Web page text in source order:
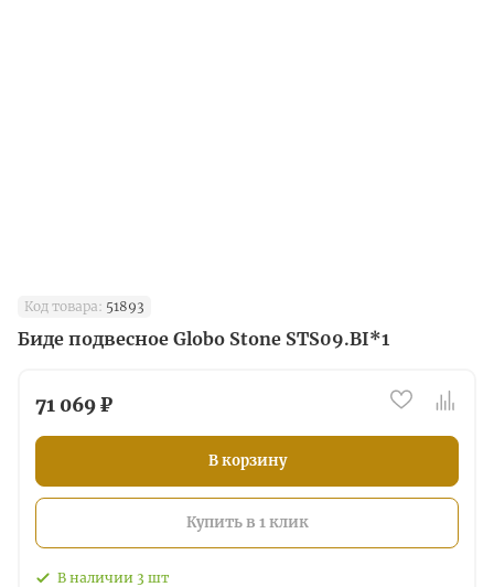
Код товара: 51893
Биде подвесное Globo Stone STS09.BI*1
71 069 ₽
В корзину
Купить в 1 клик
В наличии 3 шт